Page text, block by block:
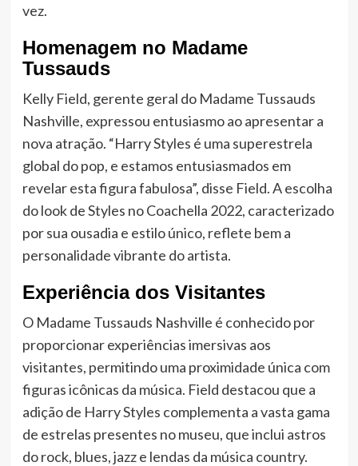
vez.
Homenagem no Madame
Tussauds
Kelly Field, gerente geral do Madame Tussauds
Nashville, expressou entusiasmo ao apresentar a
nova atração. “Harry Styles é uma superestrela
global do pop, e estamos entusiasmados em
revelar esta figura fabulosa”, disse Field. A escolha
do look de Styles no Coachella 2022, caracterizado
por sua ousadia e estilo único, reflete bem a
personalidade vibrante do artista.
Experiência dos Visitantes
O Madame Tussauds Nashville é conhecido por
proporcionar experiências imersivas aos
visitantes, permitindo uma proximidade única com
figuras icônicas da música. Field destacou que a
adição de Harry Styles complementa a vasta gama
de estrelas presentes no museu, que inclui astros
do rock, blues, jazz e lendas da música country.